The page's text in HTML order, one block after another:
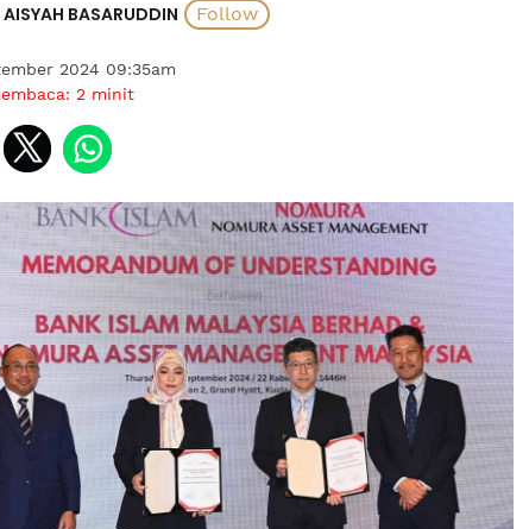
AISYAH BASARUDDIN
2024 09:35am
2 minit